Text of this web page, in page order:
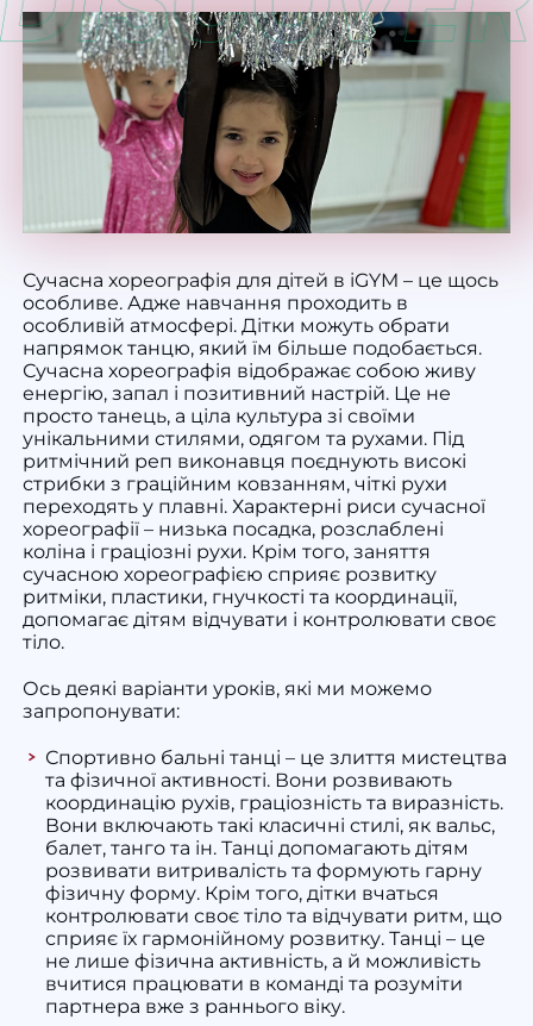
Сучасна хореографія для дітей в іGYM – це щось
особливе. Адже навчання проходить в
особливій атмосфері. Дітки можуть обрати
напрямок танцю, який їм більше подобається.
Сучасна хореографія відображає собою живу
енергію, запал і позитивний настрій. Це не
просто танець, а ціла культура зі своїми
унікальними стилями, одягом та рухами. Під
ритмічний реп виконавця поєднують високі
стрибки з граційним ковзанням, чіткі рухи
переходять у плавні. Характерні риси сучасної
хореографії – низька посадка, розслаблені
коліна і граціозні рухи. Крім того, заняття
сучасною хореографією сприяє розвитку
ритміки, пластики, гнучкості та координації,
допомагає дітям відчувати і контролювати своє
тіло.
Ось деякі варіанти уроків, які ми можемо
запропонувати:
Спортивно бальні танці – це злиття мистецтва
та фізичної активності. Вони розвивають
координацію рухів, граціозність та виразність.
Вони включають такі класичністилі, як вальс,
балет, танго та ін. Танці допомагають дітям
розвивати витривалість та формують гарну
фізичну форму. Крім того, дітки вчаться
контролювати своє тіло та відчувати ритм, що
сприяє їх гармонійному розвитку. Танці – це
не лише фізична активність, а й можливість
вчитися працювати в команді та розуміти
партнера вже з раннього віку.